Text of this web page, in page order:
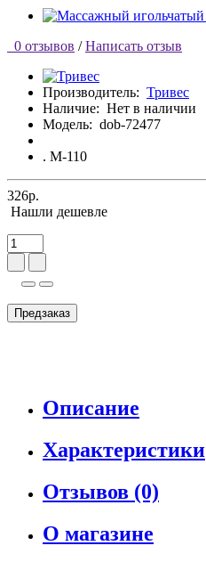
0 отзывов / Написать отзыв
Производитель: Тривес
Наличие: Нет в наличии
Модель: dob-72477
. М-110
326р.
Нашли дешевле
Предзаказ
Описание
Характеристики
Отзывов (0)
О магазине